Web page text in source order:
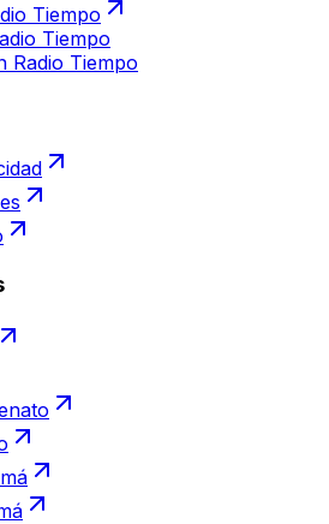
Tiempo
Tiempo
Radio Tiempo